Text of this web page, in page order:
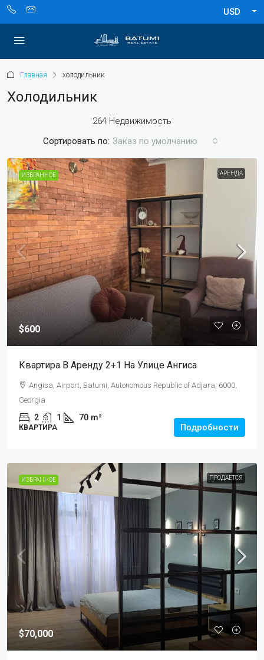
USD
Главная холодильник
Холодильник
264 Недвижимость
Сортировать по: Заказ по умолчанию
ИЗБРАННОЕ АРЕНДА
$600
Квартира В Аренду 2+1 На Улице Ангиса
Angisa, Airport, Batumi, Autonomous Republic of Adjara, 6000,
Georgia
2 1 70 m²
КВАРТИРА Подробности
ИЗБРАННОЕ ПРОДАЕТСЯ
$70,000